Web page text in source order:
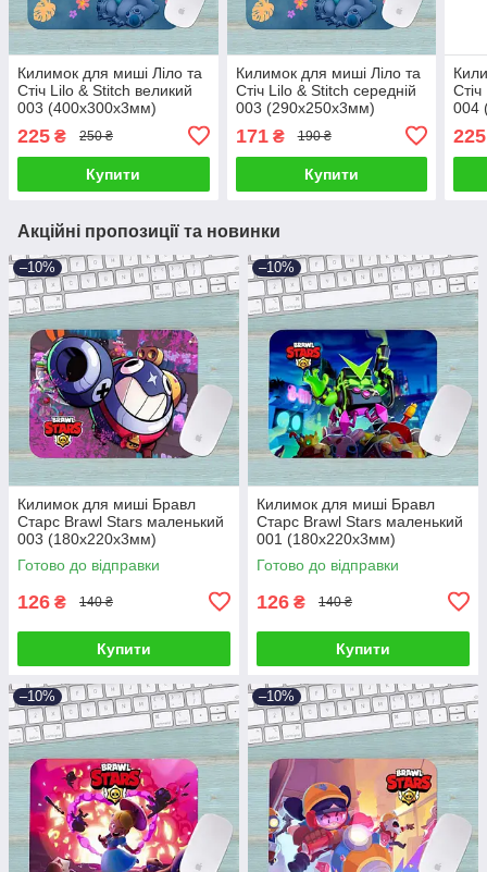
Килимок для миші Ліло та
Стіч Lilo & Stitch великий
003 (400х300х3мм)
225 ₴ 250 ₴
Купити
Килимок для миші Ліло та
Стіч Lilo & Stitch середній
003 (290х250х3мм)
171₴ 190 ₴
Купити
004
225
Акційні пропозиції та новинки
–10%
Килимок для миші Бравл
Старс Brawl Stars маленький
003 (180х220х3мм)
Готово до відправки
126 ₴ 140 ₴
Купити
–10%
Килимок для миші Бравл
Старс Brawl Stars маленький
001 (180х220х3мм)
Готово до відправки
126 ₴ 140 ₴
Купити
–10% –10%